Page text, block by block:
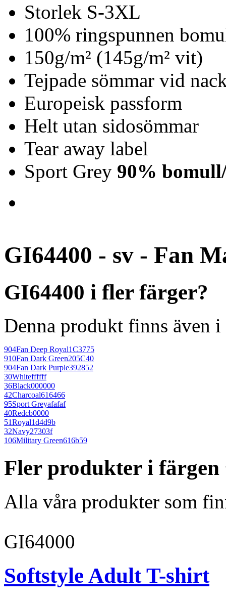
Storlek S-3XL
100% ringspunnen
150g/m² (145g/m² vit)
Tejpade sömmar vid
Europeisk passform
Helt utan sidosömmar
Tear away label
Sport Grey 90%
GI64400 - sv - Fan
GI64400 i fler färger?
Denna produkt finns även
904Fan Deep Royal1C3775
910Fan Dark Green205C40
904Fan Dark Purple392852
30Whiteffffff
36Black000000
42Charcoal616466
95Sport Greyafafaf
40Redcb0000
51Royal1d4d9b
32Navy27303f
106Military Green616b59
Fler produkter i färgen
Alla våra produkter som
GI64000
Softstyle Adult T-shirt